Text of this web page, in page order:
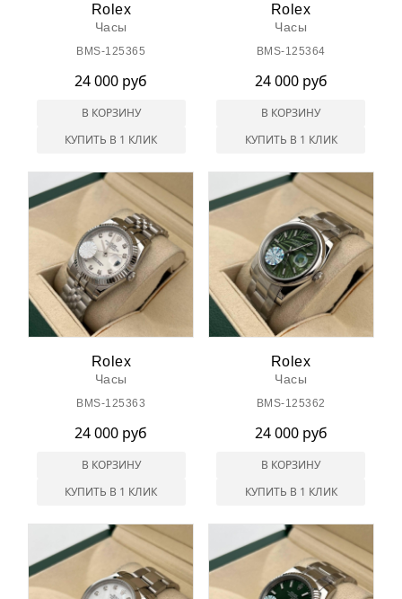
Rolex
Часы
BMS-125365
24 000 руб
В КОРЗИНУ
КУПИТЬ В 1 КЛИК
Rolex
Часы
BMS-125364
24 000 руб
В КОРЗИНУ
КУПИТЬ В 1 КЛИК
Rolex
Часы
BMS-125363
24 000 руб
В КОРЗИНУ
КУПИТЬ В 1 КЛИК
Rolex
Часы
BMS-125362
24 000 руб
В КОРЗИНУ
КУПИТЬ В 1 КЛИК